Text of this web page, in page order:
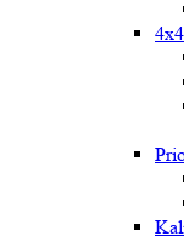
4х4